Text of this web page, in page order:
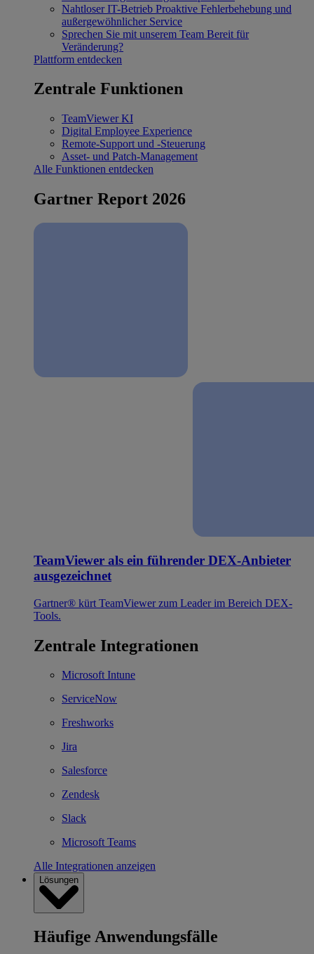
Nahtloser IT-Betrieb Proaktive Fehlerbehebung und
außergewöhnlicher Service
Sprechen Sie mit unserem Team Bereit für
Veränderung?
Plattform entdecken
Zentrale Funktionen
TeamViewer KI
Digital Employee Experience
Remote-Support und -Steuerung
Asset- und Patch-Management
Alle Funktionen entdecken
Gartner Report 2026
TeamViewer als ein führender DEX-Anbieter
ausgezeichnet
Gartner® kürt TeamViewer zum Leader im Bereich DEX-
Tools.
Zentrale Integrationen
Microsoft Intune
ServiceNow
Freshworks
Jira
Salesforce
Zendesk
Slack
Microsoft Teams
Alle Integrationen anzeigen
Lösungen
Häufige Anwendungsfälle